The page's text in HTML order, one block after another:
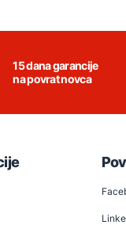
15 dana garancije
na povrat novca